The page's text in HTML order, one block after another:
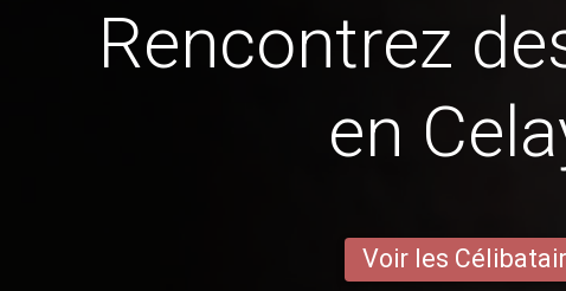
Rencontrez
en
Voir les